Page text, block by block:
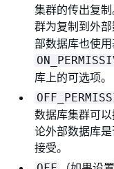
集群的传出复
群为复制到外部
部数据库也使用
库上的可选项。
数据库集群可
论外部数据库
接受。